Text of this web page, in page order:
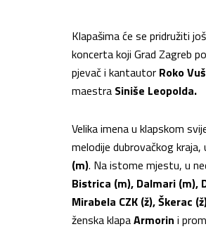
Klapašima će se pridružiti
koncerta koji Grad Zagreb
pjevač i kantautor Roko
maestra Siniše Leopolda.
Velika imena u klapskom
melodije dubrovačkog kraja,
(m). Na istome mjestu, u
Bistrica (m), Dalmari (m),
Mirabela CZK (ž), Škerac
ženska klapaArmorin i